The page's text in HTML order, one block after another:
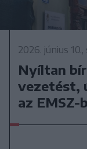
2026. június
Nyíltan
vezetést,
az EMSZ-